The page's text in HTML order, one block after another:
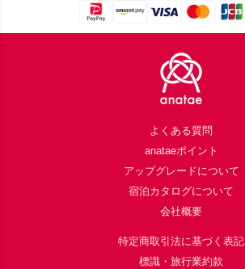
よくある質問
anataeポイント
アップグレードについて
宿泊カタログについて
会社概要
特定商取引法に基づく表記
標識・旅行業約款